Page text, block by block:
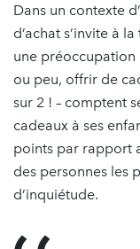
Dans un contexte
d’achat s’invite à
une préoccupation
ou peu, offrir de
sur 2 ! – comptent
cadeaux à ses
points par rapport
des personnes les
d’inquiétude.